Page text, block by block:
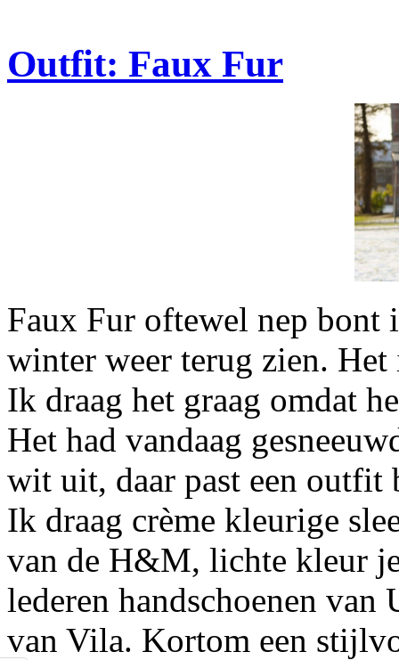
Outfit: Faux Fur
Faux Fur oftewel nep bont
winter weer terug zien.
Ik draag het graag omdat
Het had vandaag
wit uit, daar past een
Ik draag crème kleurige
van de H&M, lichte kleur
lederen handschoenen
van Vila. Kortom een